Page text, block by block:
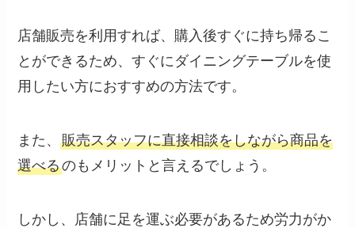
店舗販売を利用すれば、購入後すぐに持ち帰るこ
とができるため、すぐにダイニングテーブルを使
用したい方におすすめの方法です。
また、販売スタッフに直接相談をしながら商品を
選べるのもメリットと言えるでしょう。
しかし、店舗に足を運ぶ必要があるため労力がか